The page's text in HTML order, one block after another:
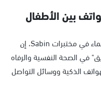
بين الأطفال
قالت الدكتورة تارا ثياجاراجان، رئيسة العلماء في مختبرات Sabin، إن
في الصحة النفسية والرفاه
الذكية ووسائل التواصل